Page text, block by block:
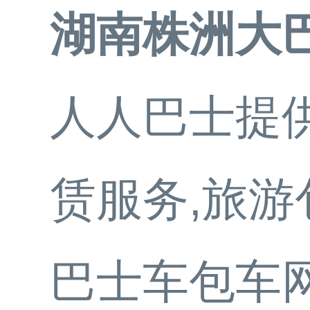
湖南株洲大
人人巴士提
赁服务,旅
巴士车包车